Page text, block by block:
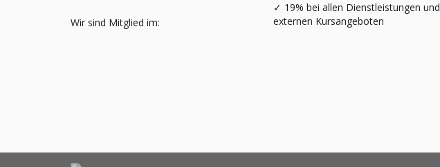
Wir sind Mitglied im:
✓ 19% bei allen Dienstleistungen und
externen Kursangeboten